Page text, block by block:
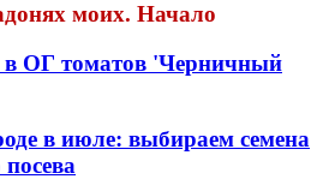
моих. Начало
в ОГ томатов 'Черничный
в июле: выбираем семена